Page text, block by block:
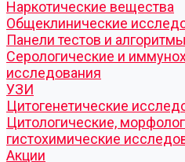
Наркотические вещества
Общеклинические
Панели тестов и
Серологические и
исследования
УЗИ
Цитогенетические
Цитологические,
гистохимические
Акции